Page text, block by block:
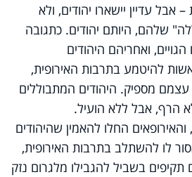
אבל עדיין יישארו יהודים, ולא
שלהם, היותם יהודים. כתגובה
ואחריהם היהודים
להיטמע בתרבות האירופית,
מספיק. היהודים המתבוללים
הרף, אבל ללא הועיל.
החלו להאמין שהיהודים
לו להשתלב בתרבות האירופית,
תקיפים בשביל להגבילו מלגרום נזק